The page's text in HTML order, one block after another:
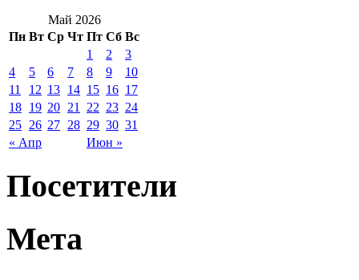
Май 2026
Пн Вт Ср Чт Пт Сб Вс
« Апр Июн »
1 2
3
4
5 6 7 8 9
10
11
12 13 14 15 16 17
18 19 20 21 22 23 24
25 26 27 28 29 30 31
Посетители
Мета